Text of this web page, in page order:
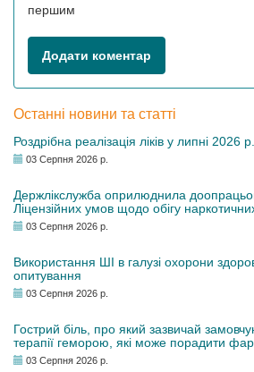
першим
Додати коментар
Останні новини та статті
Роздрібна реалізація ліків у липні 2026 р.
03 Серпня 2026 р.
Держлікслужба оприлюднила
Ліцензійних умов щодо обігу
03 Серпня 2026 р.
Використання ШІ в галузі охорони
опитування
03 Серпня 2026 р.
Гострий біль, про який зазвичай
терапії геморою, які може порадити
03 Серпня 2026 р.